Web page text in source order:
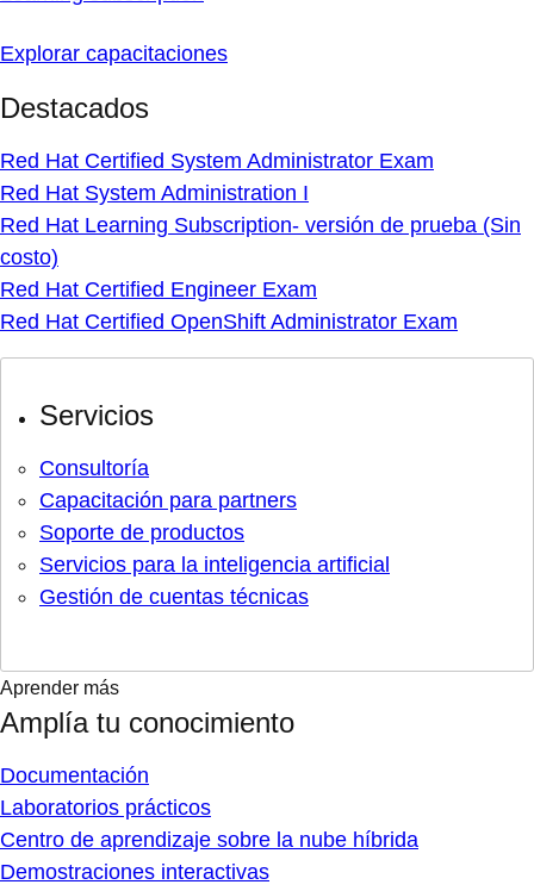
Explorar capacitaciones
Destacados
Red Hat Certified System Administrator Exam
Red Hat System Administration I
Red Hat Learning Subscription- versión de prueba (Sin
costo)
Red Hat Certified Engineer Exam
Red Hat Certified OpenShift Administrator Exam
Servicios
Consultoría
Capacitación para partners
Soporte de productos
Servicios para la inteligencia artificial
Gestión de cuentas técnicas
Aprender más
Amplía tu conocimiento
Documentación
Laboratorios prácticos
Centro de aprendizaje sobre la nube híbrida
Demostraciones interactivas